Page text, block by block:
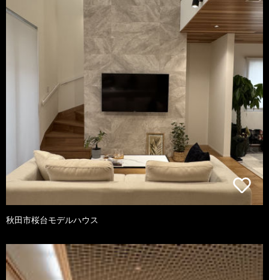
秋田市桜台モデルハウス